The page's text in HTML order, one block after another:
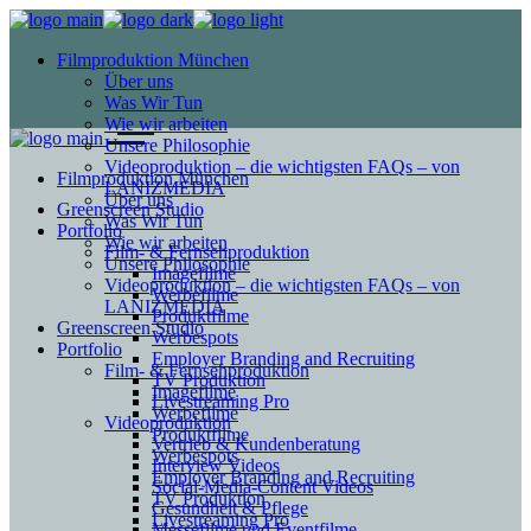
Filmproduktion München
Über uns
Was Wir Tun
Wie wir arbeiten
Unsere Philosophie
Videoproduktion – die wichtigsten FAQs – von
LANIZMEDIA
Greenscreen Studio
Portfolio
Film- & Fernsehproduktion
Imagefilme
Werbefilme
Produktfilme
Werbespots
Employer Branding and Recruiting
TV Produktion
Livestreaming Pro
Videoproduktion
Vertrieb & Kundenberatung
Interview Videos
Social-Media-Content Videos
Gesundheit & Pflege
Filmproduktion München
Über uns
Was Wir Tun
Wie wir arbeiten
Unsere Philosophie
Videoproduktion – die wichtigsten FAQs – von
LANIZMEDIA
Greenscreen Studio
Portfolio
Film- & Fernsehproduktion
Imagefilme
Werbefilme
Produktfilme
Werbespots
Employer Branding and Recruiting
TV Produktion
Livestreaming Pro